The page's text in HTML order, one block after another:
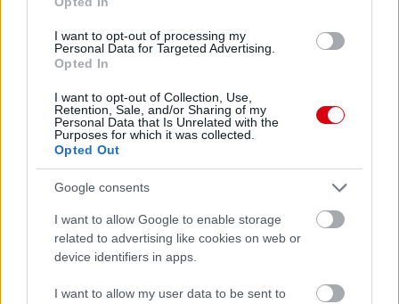
I want to opt-out of processing my
Personal Data for Targeted Advertising.
Opted In
I want to opt-out of Collection, Use,
Retention, Sale, and/or Sharing of my
Personal Data that Is Unrelated with the
Purposes for which it was collected.
Opted Out
Google consents
I want to allow Google to enable storage
related to advertising like cookies on web or
device identifiers in apps.
I want to allow my user data to be sent to